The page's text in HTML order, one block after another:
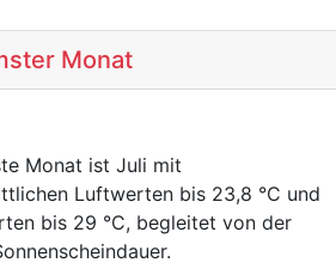
Monat
Monat ist Juli mit
Luftwerten bis 23,8 °C und
bis 29 °C, begleitet von der